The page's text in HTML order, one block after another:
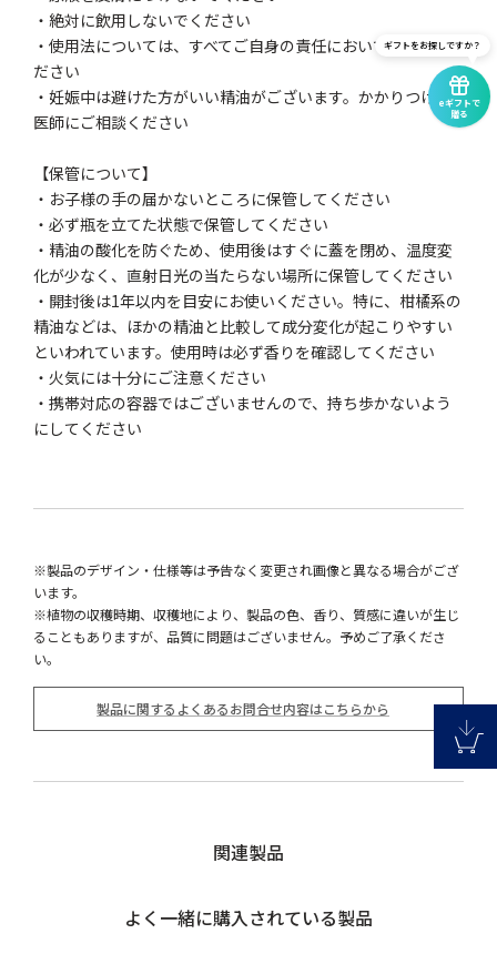
・絶対に飲用しないでください
・使用法については、すべてご自身の責任において行ってく
ださい
・妊娠中は避けた方がいい精油がございます。かかりつけの
医師にご相談ください
【保管について】
・お子様の手の届かないところに保管してください
・必ず瓶を立てた状態で保管してください
・精油の酸化を防ぐため、使用後はすぐに蓋を閉め、温度変
化が少なく、直射日光の当たらない場所に保管してください
・開封後は1年以内を目安にお使いください。特に、柑橘系の
精油などは、ほかの精油と比較して成分変化が起こりやすい
といわれています。使用時は必ず香りを確認してください
・火気には十分にご注意ください
・携帯対応の容器ではございませんので、持ち歩かないよう
にしてください
※製品のデザイン・仕様等は予告なく変更され画像と異なる場合がござ
います。
※植物の収穫時期、収穫地により、製品の色、香り、質感に違いが生じ
ることもありますが、品質に問題はございません。予めご了承くださ
い。
製品に関するよくあるお問合せ内容はこちらから
関連製品
よく一緒に購入されている製品
eギフトで
贈る
ギフトをお探しですか？